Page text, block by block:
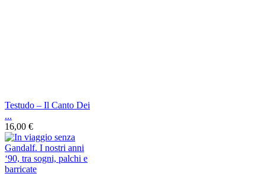
Testudo ‎– Il Canto Dei
...
16,00 €